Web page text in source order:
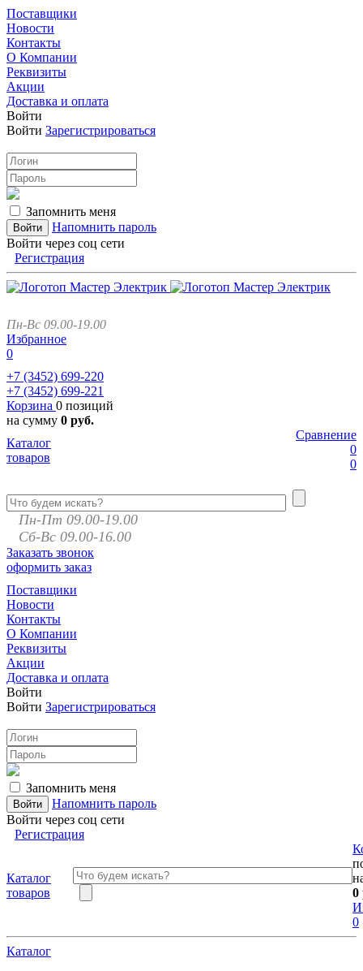
Поставщики
Новости
Контакты
О Компании
Реквизиты
Акции
Доставка и оплата
Войти
Войти Зарегистрироваться
Запомнить меня
Напомнить пароль
Войти через соц сети
Регистрация
Пн-Вс 09.00-19.00
Избранное
0
+7 (3452) 699-220
+7 (3452) 699-221
Корзина 0 позиций
на сумму 0 руб.
Сравнение
0
0
Каталог
товаров
Пн-Пт 09.00-19.00
Сб-Вс 09.00-16.00
Заказать звонок
оформить заказ
Поставщики
Новости
Контакты
О Компании
Реквизиты
Акции
Доставка и оплата
Войти
Войти Зарегистрироваться
Запомнить меня
Напомнить пароль
Войти через соц сети
Регистрация
Каталог
товаров
0
0
Каталог